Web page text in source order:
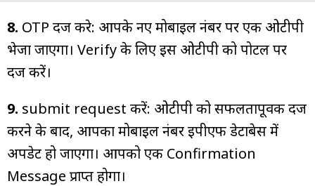
8. OTP दर्ज करे: आपके नए मोबाइल नंबर पर एक ओटीपी
भेजा जाएगा। Verify के लिए इस ओटीपी को पोर्टल पर
दर्ज करें।
9. submit request करें: ओटीपी को सफलतापूर्वक दर्ज
करने के बाद, आपका मोबाइल नंबर ईपीएफ डेटाबेस में
अपडेट हो जाएगा। आपको एक Confirmation
Message प्राप्त होगा।